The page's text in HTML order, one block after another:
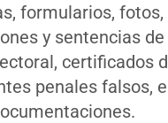
formularios, fotos,
y sentencias
certificados
penales falsos,